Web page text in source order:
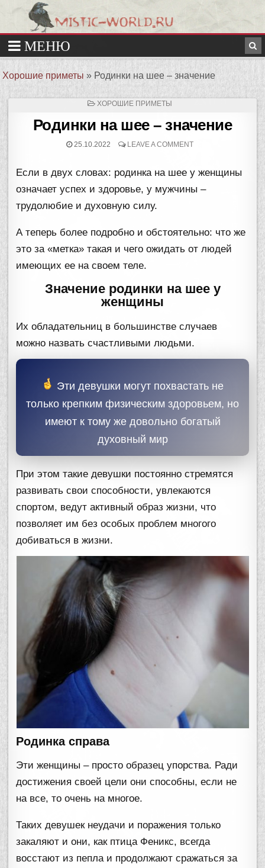
Хорошие приметы » Родинки на шее – значение
ОПУБЛИКОВАНО
ХОРОШИЕ ПРИМЕТЫ
Родинки на шее – значение
25.10.2022 LEAVE A COMMENT
Если в двух словах: родинка на шее у женщины
означает успех и здоровье, у мужчины –
трудолюбие и духовную силу.
А теперь более подробно и обстоятельно: что же
это за «метка» такая и чего ожидать от людей
имеющих ее на своем теле.
Значение родинки на шее у
женщины
Их обладательниц в большинстве случаев
можно назвать счастливыми людьми.
Эти девушки могут похвастать не
только крепким физическим здоровьем, но
имеют к тому же довольно богатый
духовный мир
При этом такие девушки постоянно стремятся
развивать свои способности, увлекаются
спортом, ведут активный образ жизни, что
позволяет им без особых проблем многого
добиваться в жизни.
Родинка справа
Эти женщины – просто образец упорства. Ради
достижения своей цели они способны, если не
на все, то очень на многое.
Таких девушек неудачи и поражения только
закаляют и они, как птица Феникс, всегда
восстают из пепла и продолжают сражаться за